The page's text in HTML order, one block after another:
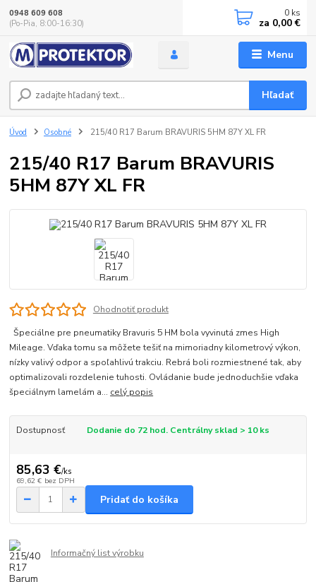
Menu
Hľadať
0948 609 608
(Po-Pia, 8:00-16:30)
0 ks
za 0,00 €
Úvod Osobné 215/40 R17 Barum BRAVURIS 5HM 87Y XL FR
215/40 R17 Barum BRAVURIS
5HM 87Y XL FR
Ohodnotiť produkt
Špeciálne pre pneumatiky Bravuris 5 HM bola vyvinutá zmes High
Mileage. Vďaka tomu sa môžete tešiť na mimoriadny kilometrový výkon,
nízky valivý odpor a spoľahlivú trakciu. Rebrá boli rozmiestnené tak, aby
optimalizovali rozdelenie tuhosti. Ovládanie bude jednoduchšie vďaka
špeciálnym lamelám a... celý popis
Dostupnosť Dodanie do 72 hod. Centrálny sklad > 10 ks
85,63 €/ks
69,62 € bez DPH
Pridať do košíka
Informačný list výrobku